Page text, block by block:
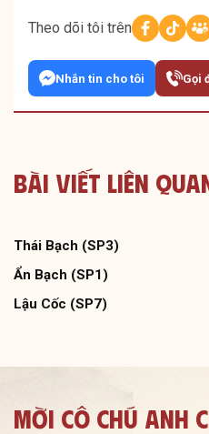
Theo dõi tôi trên
Nhắn tin cho tôi Gọi
Bài Viết Liên
Thái Bạch (SP3)
Ẩn Bạch (SP1)
Lậu Cốc (SP7)
Mời Cô Chú Anh